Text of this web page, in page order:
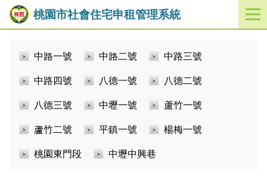
桃園市社會住宅申租管理系統
開
啟
中路一號 中路二號 中路三號
中路四號 八德一號 八德二號
八德三號 中壢一號 蘆竹一號
蘆竹二號 平鎮一號 楊梅一號
桃園東門段 中壢中興巷